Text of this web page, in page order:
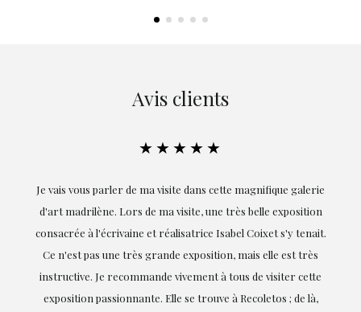
Avis clients
★★★★★
Je vais vous parler de ma visite dans cette magnifique galerie
d'art madrilène. Lors de ma visite, une très belle exposition
consacrée à l'écrivaine et réalisatrice Isabel Coixet s'y tenait.
Ce n'est pas une très grande exposition, mais elle est très
instructive. Je recommande vivement à tous de visiter cette
exposition passionnante. Elle se trouve à Recoletos ; de là,